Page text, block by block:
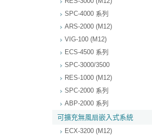
SPC-4000 系列
ARS-2000 (M12)
VIG-100 (M12)
ECS-4500 系列
SPC-3000/3500
RES-1000 (M12)
SPC-2000 系列
ABP-2000 系列
可擴充無風扇嵌入式系統
ECX-3200 (M12)